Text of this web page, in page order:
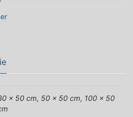
x 50 cm, 50 x 50 cm, 100 x 50